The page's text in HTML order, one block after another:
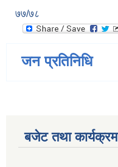
७७/७८
जन प्रतिनिधि
बजेट तथा कार्यक्रम